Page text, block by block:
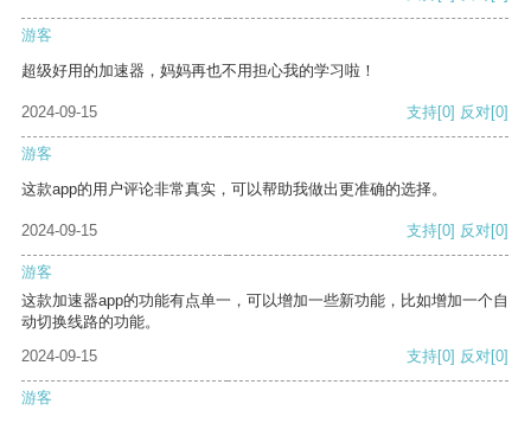
游客
超级好用的加速器，妈妈再也不用担心我的学习啦！
2024-09-15 支持[0] 反对[0]
游客
这款app的用户评论非常真实，可以帮助我做出更准确的选择。
2024-09-15 支持[0] 反对[0]
游客
这款加速器app的功能有点单一，可以增加一些新功能，比如增加一个自
动切换线路的功能。
2024-09-15
支持[0] 反对[0]
游客